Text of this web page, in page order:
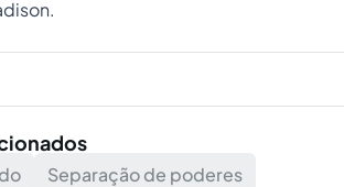
Separação de poderes